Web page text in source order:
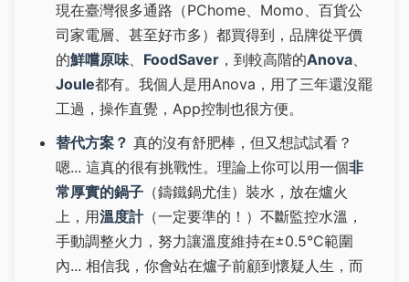
現在臺灣很多通路（PChome、Momo、百貨公
司家電層、甚至好市多）都買得到，品牌從平價
的鮮嚐原味、 FoodSaver ，到較高階的Anova、
Joule都有。我個人是用Anova，用了三年還沒罷
工過，操作直覺，App控制也很方便。
替代方案？ 真的沒有舒肥棒，但又想試試看？
嗯... 這真的很有挑戰性。理論上你可以用一個非
常厚實的鍋子 （鑄鐵鍋尤佳）裝水，放在爐火
上，用溫度計（一定要準的！）不斷監控水溫，
手動調整火力，努力讓溫度維持在±0.5°C範圍
內... 相信我，你會站在爐子前顧到懷疑人生，而